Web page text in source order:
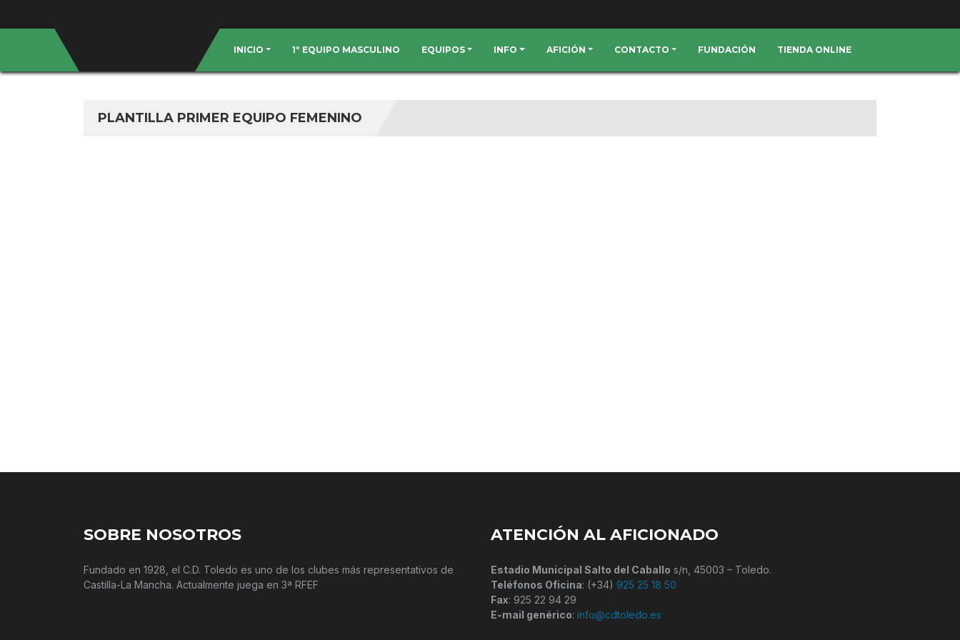
INICIO 1º EQUIPO MASCULINO EQUIPOS INFO AFICIÓN CONTACTO FUNDACIÓN TIENDA ONLINE
PLANTILLA PRIMER EQUIPO FEMENINO
SOBRE NOSOTROS
Fundado en 1928, el C.D. Toledo es uno de los clubes más representativos de
Castilla-La Mancha. Actualmente juega en 3ª RFEF
ATENCIÓN AL AFICIONADO
Estadio Municipal Salto del Caballo s/n, 45003 – Toledo.
Teléfonos Oficina: (+34) 925 25 18 50
Fax: 925 22 94 29
E-mail genérico: info@cdtoledo.es